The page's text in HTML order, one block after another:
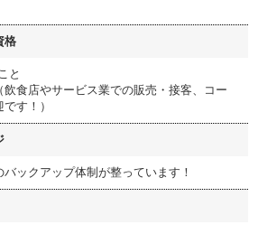
格
と
飲食店やサービス業での販売・接客、コー
す！）
ックアップ体制が整っています！